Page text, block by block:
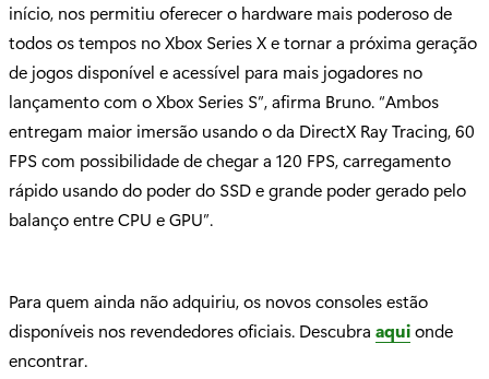
início, nos permitiu oferecer o hardware mais poderoso de
todos os tempos no Xbox Series X e tornar a próxima geração
de jogos disponível e acessível para mais jogadores no
lançamento com o Xbox Series S”, afirma Bruno. “Ambos
entregam maior imersão usando o da DirectX Ray Tracing, 60
FPS com possibilidade de chegar a 120 FPS, carregamento
rápido usando do poder do SSD e grande poder gerado pelo
balanço entre CPU e GPU”.
Para quem ainda não adquiriu, os novos consoles estão
disponíveis nos revendedores oficiais. Descubra aquionde
encontrar.